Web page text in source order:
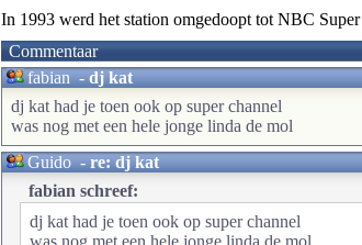
In 1993 werd het station omgedoopt tot NBC
Commentaar
fabian-dj kat
dj kat had je toen ook op super channel
was nog met een hele jonge linda de mol
Guido-re: dj kat
fabian schreef:
dj kat had je toen ook op super channel
was nog met een hele jonge linda de mol